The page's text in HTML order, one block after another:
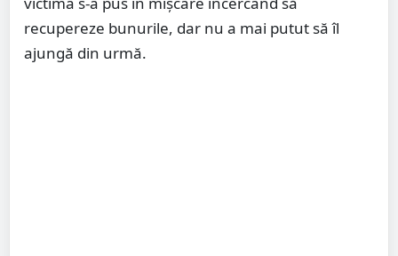
recupereze bunurile, dar nu a mai putut să îl
ajungă din urmă.